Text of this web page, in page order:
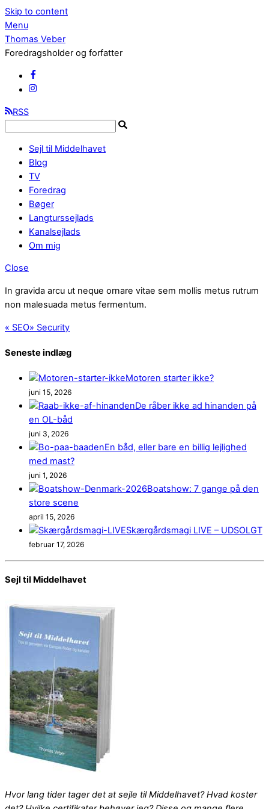
Skip to content
Menu
Thomas Veber
Foredragsholder og forfatter
RSS
Sejl til Middelhavet
Blog
TV
Foredrag
Bøger
Langturssejlads
Kanalsejlads
Om mig
Close
In gravida arcu ut neque ornare vitae sem mollis metus rutrum
non malesuada metus fermentum.
« SEO» Security
Seneste indlæg
Motoren starter ikke?
juni 15, 2026
De råber ikke ad hinanden på
en OL-båd
juni 3, 2026
En båd, eller bare en billig lejlighed
med mast?
juni 1, 2026
Boatshow: 7 gange på den
store scene
april 15, 2026
Skærgårdsmagi LIVE – UDSOLGT
februar 17, 2026
Sejl til Middelhavet
Hvor lang tider tager det at sejle til Middelhavet? Hvad koster